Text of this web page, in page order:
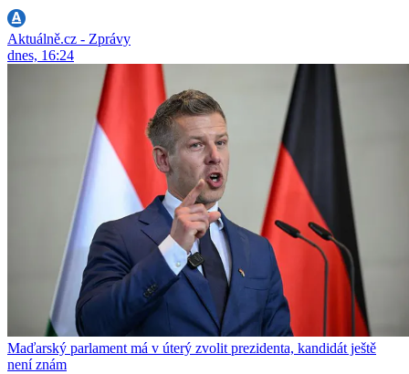
Aktuálně.cz - Zprávy
dnes, 16:24
Maďarský parlament má v úterý zvolit prezidenta, kandidát ještě
není znám